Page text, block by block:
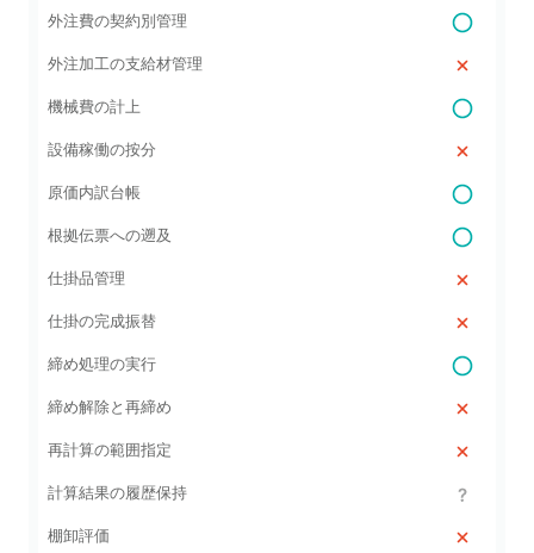
外注費の契約別管理
外注加工の支給材管理
機械費の計上
設備稼働の按分
原価内訳台帳
根拠伝票への遡及
仕掛品管理
仕掛の完成振替
締め処理の実行
締め解除と再締め
再計算の範囲指定
計算結果の履歴保持
棚卸評価